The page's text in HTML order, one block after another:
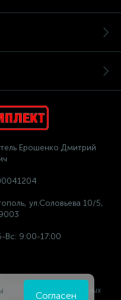
Ерошенко Дмитрий
ул.Соловьева 10/5,
Вс: 9:00-17:00
персональных
Согласен